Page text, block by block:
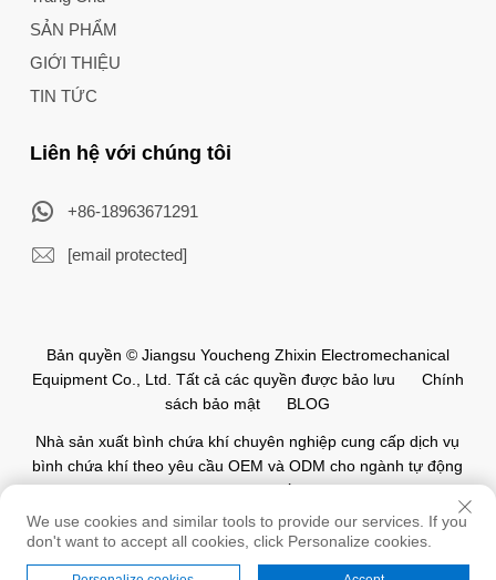
SẢN PHẨM
GIỚI THIỆU
TIN TỨC
Liên hệ với chúng tôi
+86-18963671291
[email protected]
Bản quyền © Jiangsu Youcheng Zhixin Electromechanical
Equipment Co., Ltd. Tất cả các quyền được bảo lưu
Chính
sách bảo mật
BLOG
Nhà sản xuất bình chứa khí chuyên nghiệp cung cấp dịch vụ
bình chứa khí theo yêu cầu OEM và ODM cho ngành tự động
hóa trên toàn thế giới.
We use cookies and similar tools to provide our services. If you
don't want to accept all cookies, click Personalize cookies.